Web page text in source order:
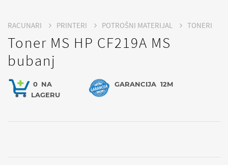
RACUNARI PRINTERI POTROŠNI MATERIJAL TONERI
Toner MS HP CF219A MS
bubanj
0 NA
LAGERU
GARANCIJA 12M